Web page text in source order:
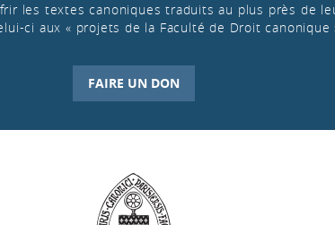
les textes canoniques traduits au plus près de
ci aux « projets de la Faculté de Droit canonique
FAIRE UN DON